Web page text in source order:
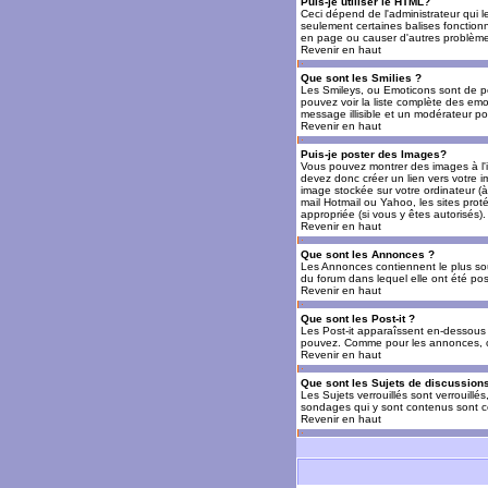
Ceci dépend de l'administrateur qui
seulement certaines balises
en page ou causer d'autres
Revenir en haut
Que sont les Smilies ?
Les Smileys, ou Emoticons sont de
pouvez voir la liste complète des
message illisible et un modérateur
Revenir en haut
Puis-je poster des Images?
Vous pouvez montrer des images à
devez donc créer un lien vers votre
image stockée sur votre ordinateur
mail Hotmail ou Yahoo, les sites
appropriée (si vous y êtes autorisés).
Revenir en haut
Que sont les Annonces ?
Les Annonces contiennent le plus
du forum dans lequel elle ont été
Revenir en haut
Que sont les Post-it ?
Les Post-it apparaîssent en-
pouvez. Comme pour les annonces,
Revenir en haut
Que sont les Sujets de
Les Sujets verrouillés sont
sondages qui y sont contenus sont
Revenir en haut